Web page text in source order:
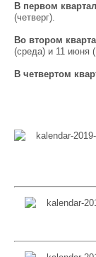
В первом
(четверг).
Во втором
(среда) и 11 июня
В четвертом